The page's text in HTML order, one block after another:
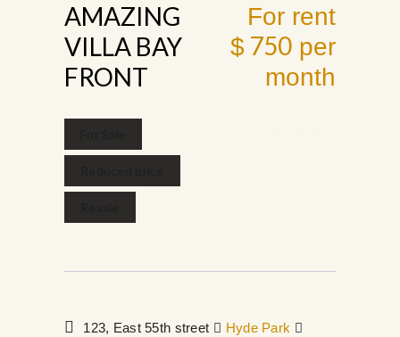
AMAZING
VILLA BAY
FRONT
For rent
$ 750 per
month
123, East 55th street
Hyde Park